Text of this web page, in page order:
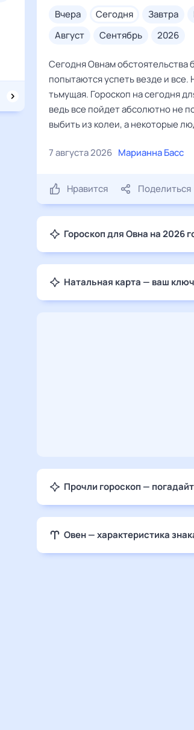
вчера сегодня завтра
август
сентябрь 2026
Сегодня Овнам обстоятельства
попытаются успеть везде и все.
тьмущая. Гороскоп на сегодня
ведь все пойдет абсолютно не
выбить из колеи, а некоторые
7 августа 2026 Марианна Басс
Нравится Поделиться
Гороскоп для Овна на 2026
Натальная карта — ваш
Прочли гороскоп —
Овен — характеристика